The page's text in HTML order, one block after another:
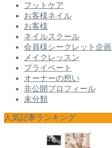
フットケア
お客様ネイル
お客様
ネイルスクール
会員様シークレット企画
メイクレッスン
プライベート
オーナーの想い
非公開プロフィール
未分類
人気記事ランキング